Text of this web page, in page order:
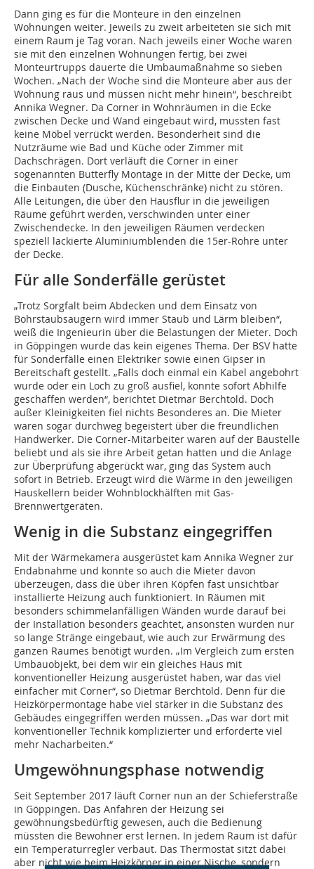
Dann ging es für die Monteure in den einzelnen
Wohnungen weiter. Jeweils zu zweit arbeiteten sie sich mit
einem Raum je Tag voran. Nach jeweils einer Woche waren
sie mit den einzelnen Wohnungen fertig, bei zwei
Monteurtrupps dauerte die Umbaumaßnahme so sieben
Wochen. „Nach der Woche sind die Monteure aber aus der
Wohnung raus und müssen nicht mehr hinein“, beschreibt
Annika Wegner. Da Corner in Wohnräumen in die Ecke
zwischen Decke und Wand eingebaut wird, mussten fast
keine Möbel verrückt werden. Besonderheit sind die
Nutzräume wie Bad und Küche oder Zimmer mit
Dachschrägen. Dort verläuft die Corner in einer
sogenannten Butterfly Montage in der Mitte der Decke, um
die Einbauten (Dusche, Küchenschränke) nicht zu stören.
Alle Leitungen, die über den Hausflur in die jeweiligen
Räume geführt werden, verschwinden unter einer
Zwischendecke. In den jeweiligen Räumen verdecken
speziell lackierte Aluminiumblenden die 15er-Rohre unter
der Decke.
Für alle Sonderfälle gerüstet
„Trotz Sorgfalt beim Abdecken und dem Einsatz von
Bohrstaubsaugern wird immer Staub und Lärm bleiben“,
weiß die Ingenieurin über die Belastungen der Mieter. Doch
in Göppingen wurde das kein eigenes Thema. Der BSV hatte
für Sonderfälle einen Elektriker sowie einen Gipser in
Bereitschaft gestellt. „Falls doch einmal ein Kabel angebohrt
wurde oder ein Loch zu groß ausfiel, konnte sofort Abhilfe
geschaffen werden“, berichtet Dietmar Berchtold. Doch
außer Kleinigkeiten fiel nichts Besonderes an. Die Mieter
waren sogar durchweg begeistert über die freundlichen
Handwerker. Die Corner-Mitarbeiter waren auf der Baustelle
beliebt und als sie ihre Arbeit getan hatten und die Anlage
zur Überprüfung abgerückt war, ging das System auch
sofort in Betrieb. Erzeugt wird die Wärme in den jeweiligen
Hauskellern beider Wohnblockhälften mit Gas-
Brennwertgeräten.
Wenig in die Substanz eingegriffen
Mit der Wärmekamera ausgerüstet kam Annika Wegner zur
Endabnahme und konnte so auch die Mieter davon
überzeugen, dass die über ihren Köpfen fast unsichtbar
installierte Heizung auch funktioniert. In Räumen mit
besonders schimmelanfälligen Wänden wurde darauf bei
der Installation besonders geachtet, ansonsten wurden nur
so lange Stränge eingebaut, wie auch zur Erwärmung des
ganzen Raumes benötigt wurden. „Im Vergleich zum ersten
Umbauobjekt, bei dem wir ein gleiches Haus mit
konventioneller Heizung ausgerüstet haben, war das viel
einfacher mit Corner“, so Dietmar Berchtold. Denn für die
Heizkörpermontage habe viel stärker in die Substanz des
Gebäudes eingegriffen werden müssen. „Das war dort mit
konventioneller Technik komplizierter und erforderte viel
mehr Nacharbeiten.“
Umgewöhnungsphase notwendig
Seit September 2017 läuft Corner nun an der Schieferstraße
in Göppingen. Das Anfahren der Heizung sei
gewöhnungsbedürftig gewesen, auch die Bedienung
müssten die Bewohner erst lernen. In jedem Raum ist dafür
ein Temperaturregler verbaut. Das Thermostat sitzt dabei
aber nicht wie beim Heizkörper in einer Nische, sondern